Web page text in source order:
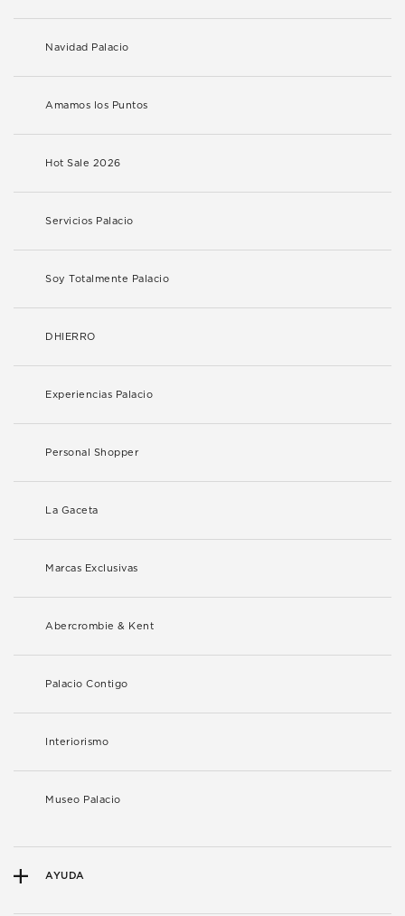
Navidad Palacio
Amamos los Puntos
Hot Sale 2026
Servicios Palacio
Soy Totalmente Palacio
DHIERRO
Experiencias Palacio
Personal Shopper
La Gaceta
Marcas Exclusivas
Abercrombie & Kent
Palacio Contigo
Interiorismo
Museo Palacio
AYUDA